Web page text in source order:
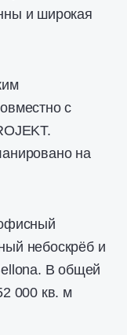
и широкая
с
на
небоскрёб и
В общей
000 кв. м